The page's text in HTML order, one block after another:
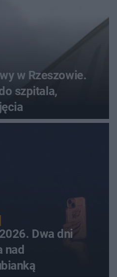
w Rzeszowie.
szpitala,
Dwa dni
nad